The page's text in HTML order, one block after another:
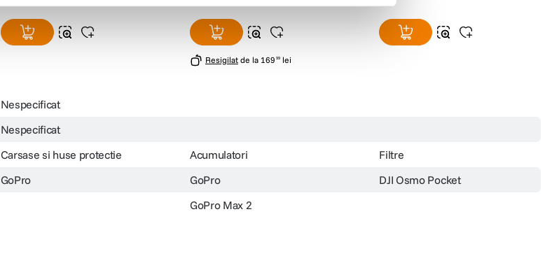
Resigilat de la 169 99 lei
Nespecificat
Nespecificat
Carsase si huse protectie Acumulatori
Filtre
GoPro GoPro
DJI Osmo Pocket
GoPro Max 2